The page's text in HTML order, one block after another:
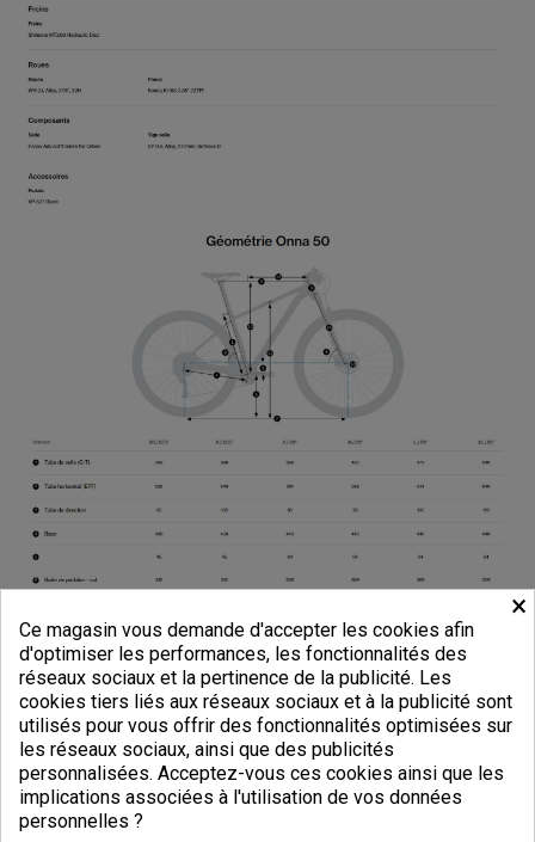
DÉTAILS DU PRODUIT
×
Ce magasin vous demande d'accepter les cookies afin
d'optimiser les performances, les fonctionnalités des
réseaux sociaux et la pertinence de la publicité. Les
cookies tiers liés aux réseaux sociaux et à la publicité sont
utilisés pour vous offrir des fonctionnalités optimisées sur
les réseaux sociaux, ainsi que des publicités
personnalisées. Acceptez-vous ces cookies ainsi que les
implications associées à l'utilisation de vos données
personnelles ?